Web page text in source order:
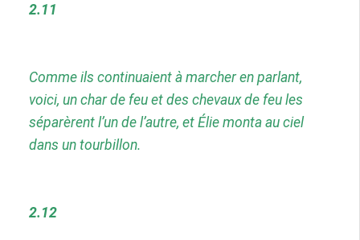
2.11
Comme ils continuaient à marcher en parlant,
voici, un char de feu et des chevaux de feu les
séparèrent l’un de l’autre, et Élie monta au ciel
dans un tourbillon.
2.12